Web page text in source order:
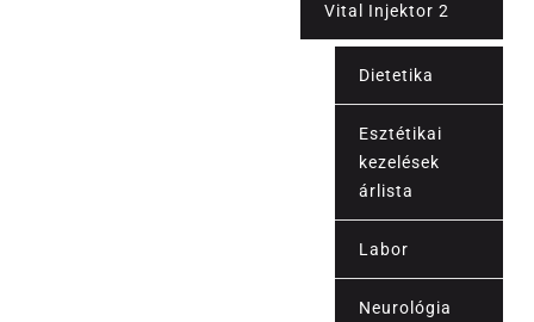
Vital Injektor 2
Dietetika
Esztétikai
kezelések
árlista
Labor
Neurológia